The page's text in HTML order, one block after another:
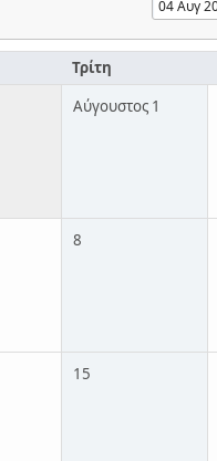
Τρίτη
Αύγουστος 1
8
15